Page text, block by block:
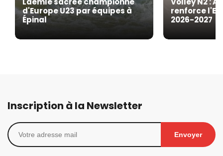
d'Europe U23 par équipes à
Épinal
renforce
2026-2027
Inscription à la Newsletter
Envoyer